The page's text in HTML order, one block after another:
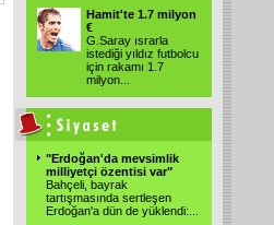
Hamit'te 1.7 milyon
€
G.Saray ısrarla
istediği yıldız futbolcu
için rakamı 1.7
milyon...
"Erdoğan'da mevsimlik
milliyetçi özentisi var"
Bahçeli, bayrak
tartışmasında sertleşen
Erdoğan'a dün de yüklendi:...